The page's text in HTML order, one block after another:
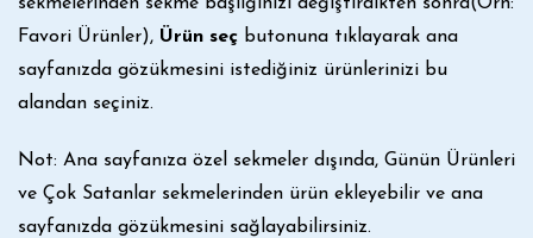
Favori Ürünler), Ürün seç butonuna tıklayarak ana
sayfanızda gözükmesini istediğiniz ürünlerinizi bu
alandan seçiniz.
Not: Ana sayfanıza özel sekmeler dışında, Günün Ürünleri
ve Çok Satanlar sekmelerinden ürün ekleyebilir ve ana
sayfanızda gözükmesini sağlayabilirsiniz.